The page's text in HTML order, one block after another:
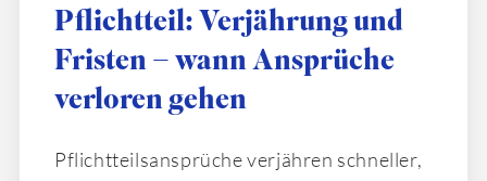
Pflichtteil: Verjährung und
Fristen – wann Ansprüche
verloren gehen
Pflichtteilsansprüche verjähren schneller,